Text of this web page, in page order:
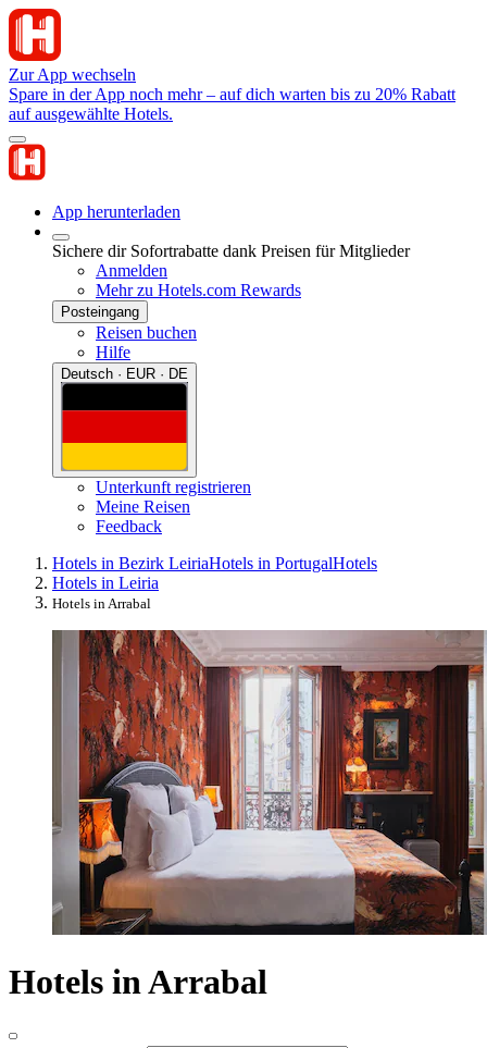
Zur App wechseln
Spare in der App noch mehr – auf dich warten bis zu 20% Rabatt
auf ausgewählte Hotels.
App herunterladen
Sichere dir Sofortrabatte dank Preisen für Mitglieder
Anmelden
Mehr zu Hotels.com Rewards
Posteingang
Reisen buchen
Hilfe
Deutsch · EUR · DE
Unterkunft registrieren
Meine Reisen
Feedback
Hotels in Bezirk LeiriaHotels in PortugalHotels
Hotels in Leiria
Hotels in Arrabal
Hotels in Arrabal